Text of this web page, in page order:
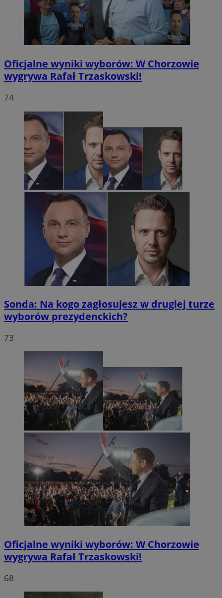
Oficjalne wyniki wyborów: W Chorzowie
wygrywa Rafał Trzaskowski!
74
Sonda: Na kogo zagłosujesz w drugiej turze
wyborów prezydenckich?
73
Oficjalne wyniki wyborów: W Chorzowie
wygrywa Rafał Trzaskowski!
68